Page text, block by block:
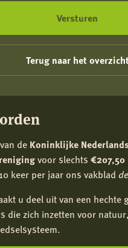
Terug naar het
de Koninklijke
voor slechts
keer per jaar ons vakblad
u deel uit van een hechte
die zich inzetten voor